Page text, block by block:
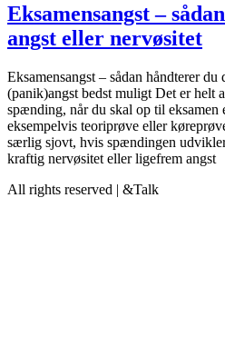
Eksamensangst –
angst eller nervøsitet
Eksamensangst – sådan håndterer
(panik)angst bedst muligt Det er helt
spænding, når du skal op til eksamen
eksempelvis teoriprøve eller
særlig sjovt, hvis spændingen
kraftig nervøsitet eller ligefrem angst
All rights reserved | &Talk